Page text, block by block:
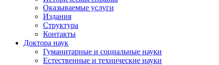
Оказываемые услуги
Издания
Структура
Контакты
Доктора наук
Гуманитарные и социальные науки
Естественные и технические науки